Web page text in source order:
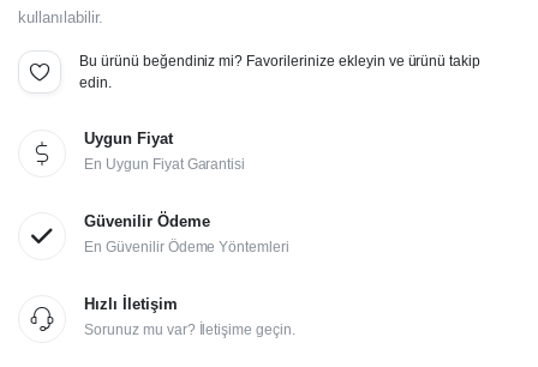
kullanılabilir.
Bu ürünü beğendiniz mi? Favorilerinize ekleyin ve ürünü takip
edin.
Uygun Fiyat
En Uygun Fiyat Garantisi
Güvenilir Ödeme
En Güvenilir Ödeme Yöntemleri
Hızlı İletişim
Sorunuz mu var? İletişime geçin.